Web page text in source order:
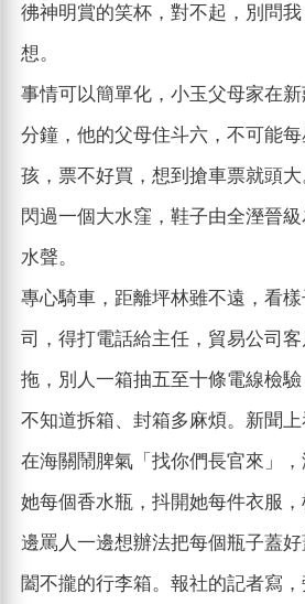
彿神明賞的笑杯，對不起，別問
想。
事情可以簡單化，小玉父母家在
分鐘，他的父母住斗六，不可能
孩，票不好買，想到搶車票就頭大
閃過一個大水窪，鞋子由全溼晉
水聲。
專心騎車，距離坪林雖不遠，看
司，得打電話給主任，貿易公司
拖，別人一箱抽五至十條電線檢驗
不知道拆箱、封箱多麻煩。新聞
在海關鬧脾氣「找你們長官來」
她每個香水瓶，抖開她每件衣服
邊罵人一邊想辦法把每個瓶子蓋
闔不攏的行李箱。報社的記者寫，